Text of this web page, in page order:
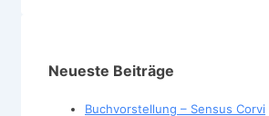
Neueste Beiträge
Buchvorstellung – Sensus Corvi